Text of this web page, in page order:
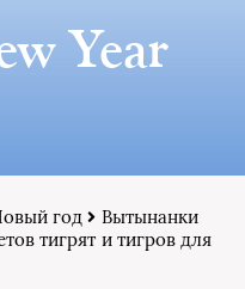
Year
год
Вытынанки
тигрят и тигров для